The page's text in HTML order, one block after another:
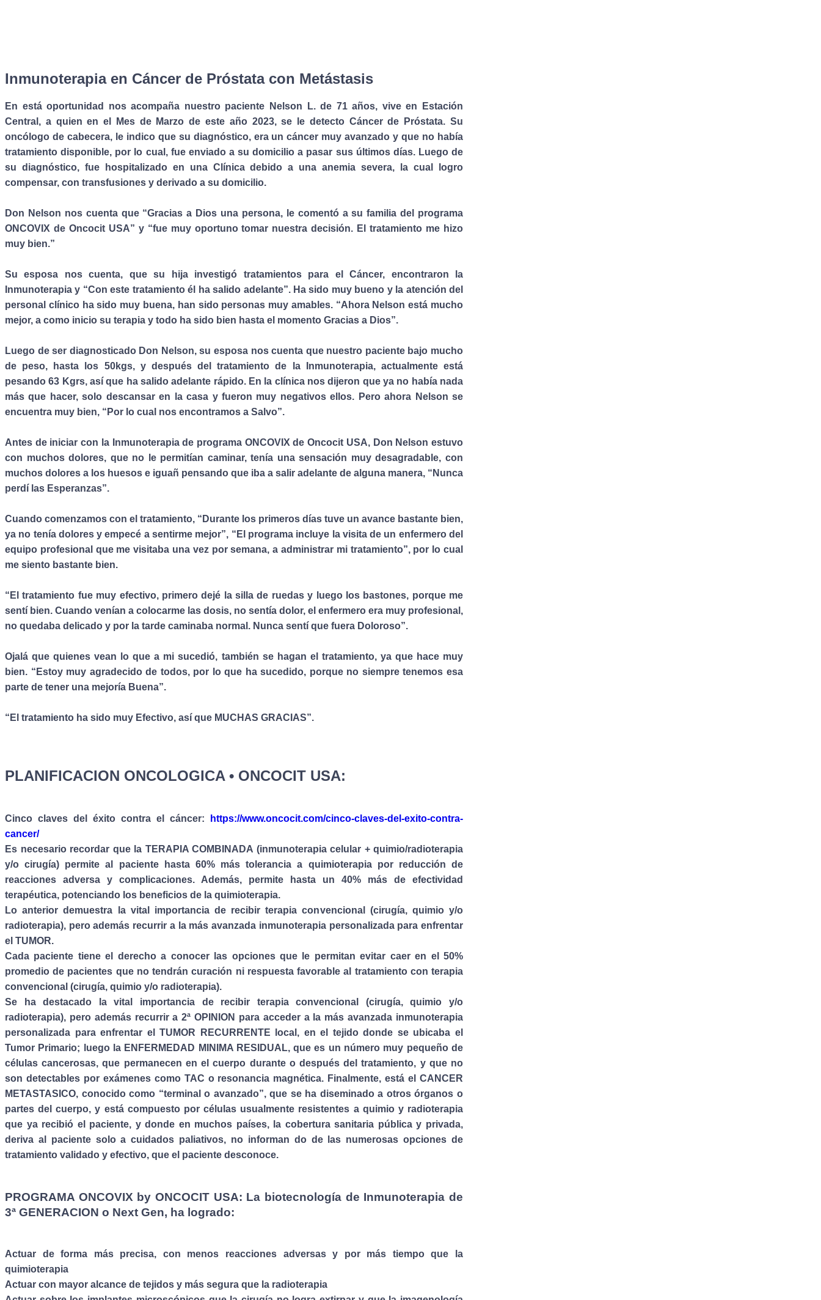
Inmunoterapia en Cáncer de Próstata con Metástasis
En está oportunidad nos acompaña nuestro paciente Nelson L. de 71 años, vive en Estación
Central, a quien en el Mes de Marzo de este año 2023, se le detecto Cáncer de Próstata. Su
oncólogo de cabecera, le indico que su diagnóstico, era un cáncer muy avanzado y que no había
tratamiento disponible, por lo cual, fue enviado a su domicilio a pasar sus últimos días. Luego de
su diagnóstico, fue hospitalizado en una Clínica debido a una anemia severa, la cual logro
compensar, con transfusiones y derivado a su domicilio.
Don Nelson nos cuenta que “Gracias a Dios una persona, le comentó a su familia del programa
ONCOVIX de Oncocit USA” y “fue muy oportuno tomar nuestra decisión. El tratamiento me hizo
muy bien.”
Su esposa nos cuenta, que su hija investigó tratamientos para el Cáncer, encontraron la
Inmunoterapia y “Con este tratamiento él ha salido adelante”. Ha sido muy bueno y la atención del
personal clínico ha sido muy buena, han sido personas muy amables. “Ahora Nelson está mucho
mejor, a como inicio su terapia y todo ha sido bien hasta el momento Gracias a Dios”.
Luego de ser diagnosticado Don Nelson, su esposa nos cuenta que nuestro paciente bajo mucho
de peso, hasta los 50kgs, y después del tratamiento de la Inmunoterapia, actualmente está
pesando 63 Kgrs, así que ha salido adelante rápido. En la clínica nos dijeron que ya no había nada
más que hacer, solo descansar en la casa y fueron muy negativos ellos. Pero ahora Nelson se
encuentra muy bien, “Por lo cual nos encontramos a Salvo”.
Antes de iniciar con la Inmunoterapia de programa ONCOVIX de Oncocit USA, Don Nelson estuvo
con muchos dolores, que no le permitían caminar, tenía una sensación muy desagradable, con
muchos dolores a los huesos e iguañ pensando que iba a salir adelante de alguna manera, “Nunca
perdí las Esperanzas”.
Cuando comenzamos con el tratamiento, “Durante los primeros días tuve un avance bastante bien,
ya no tenía dolores y empecé a sentirme mejor”, “El programa incluye la visita de un enfermero del
equipo profesional que me visitaba una vez por semana, a administrar mi tratamiento”, por lo cual
me siento bastante bien.
“El tratamiento fue muy efectivo, primero dejé la silla de ruedas y luego los bastones, porque me
sentí bien. Cuando venían a colocarme las dosis, no sentía dolor, el enfermero era muy profesional,
no quedaba delicado y por la tarde caminaba normal. Nunca sentí que fuera Doloroso”.
Ojalá que quienes vean lo que a mi sucedió, también se hagan el tratamiento, ya que hace muy
bien. “Estoy muy agradecido de todos, por lo que ha sucedido, porque no siempre tenemos esa
parte de tener una mejoría Buena”.
“El tratamiento ha sido muy Efectivo, así que MUCHAS GRACIAS”.
PLANIFICACION ONCOLOGICA • ONCOCIT USA:
Cinco claves del éxito contra el cáncer:
https://www.oncocit.com/cinco-claves-del-exito-contra-
cancer/
Es necesario recordar que la TERAPIA COMBINADA (inmunoterapia celular + quimio/radioterapia
y/o cirugía) permite al paciente hasta 60% más tolerancia a quimioterapia por reducción de
reacciones adversa y complicaciones. Además, permite hasta un 40% más de efectividad
terapéutica, potenciando los beneficios de la quimioterapia.
Lo anterior demuestra la vital importancia de recibir terapia convencional (cirugía, quimio y/o
radioterapia), pero además recurrir a la más avanzada inmunoterapia personalizada para enfrentar
el TUMOR.
Cada paciente tiene el derecho a conocer las opciones que le permitan evitar caer en el 50%
promedio de pacientes que no tendrán curación ni respuesta favorable al tratamiento con terapia
convencional (cirugía, quimio y/o radioterapia).
Se ha destacado la vital importancia de recibir terapia convencional (cirugía, quimio y/o
radioterapia), pero además recurrir a 2ª OPINION para acceder a la más avanzada inmunoterapia
personalizada para enfrentar el TUMOR RECURRENTE local, en el tejido donde se ubicaba el
Tumor Primario; luego la ENFERMEDAD MINIMA RESIDUAL, que es un número muy pequeño de
células cancerosas, que permanecen en el cuerpo durante o después del tratamiento, y que no
son detectables por exámenes como TAC o resonancia magnética. Finalmente, está el CANCER
METASTASICO, conocido como “terminal o avanzado”, que se ha diseminado a otros órganos o
partes del cuerpo, y está compuesto por células usualmente resistentes a quimio y radioterapia
que ya recibió el paciente, y donde en muchos países, la cobertura sanitaria pública y privada,
deriva al paciente solo a cuidados paliativos, no informan do de las numerosas opciones de
tratamiento validado y efectivo, que el paciente desconoce.
PROGRAMA ONCOVIX by ONCOCIT USA: La biotecnología de Inmunoterapia de
3ª GENERACION o Next Gen, ha logrado:
Actuar de forma más precisa, con menos reacciones adversas y por más tiempo que la
quimioterapia
Actuar con mayor alcance de tejidos y más segura que la radioterapia